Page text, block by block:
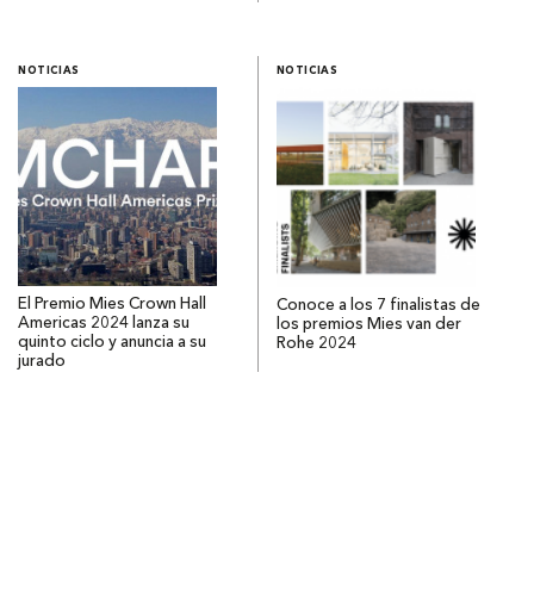
NOTICIAS
El Premio Mies Crown Hall
Americas 2024 lanza su
quinto ciclo y anuncia a su
jurado
NOTICIAS
Conoce a los 7 finalistas de
los premios Mies van der
Rohe 2024